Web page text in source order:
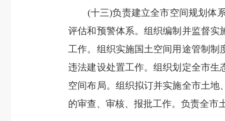
(十三)负责建立全市空间规划体系
评估和预警体系。组织编制并监督实
工作。组织实施国土空间用途管制
违法建设处置工作。组织划定全市生
空间布局。组织拟订并实施全市土
的审查、审核、报批工作。负责全市